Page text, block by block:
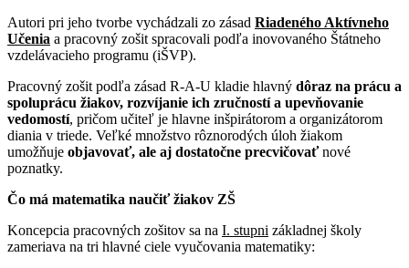
Autori pri jeho tvorbe vychádzali zo zásad Riadeného Aktívneho
Učenia a pracovný zošit spracovali podľa inovovaného Štátneho
vzdelávacieho programu (iŠVP).
Pracovný zošit podľa zásad R-A-U kladie hlavný dôraz na prácu a
spoluprácu žiakov, rozvíjanie ich zručností a upevňovanie
vedomostí, pričom učiteľ je hlavne inšpirátorom a organizátorom
diania v triede. Veľké množstvo rôznorodých úloh žiakom
umožňuje objavovať, ale aj dostatočne precvičovaťnové
poznatky.
Čo má matematika naučiť žiakov ZŠ
Koncepcia pracovných zošitov sa na I. stupni základnej školy
zameriava na tri hlavné ciele vyučovania matematiky: